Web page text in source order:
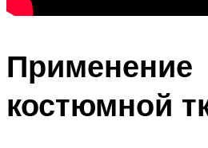
​Применение
костюмной